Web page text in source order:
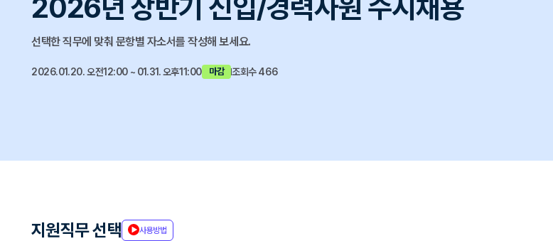
2026년 상반기 신입/경력사원 수시채용
선택한 직무에 맞춰 문항별 자소서를 작성해 보세요.
2026.01.20. 오전12:00 ~ 01.31. 오후11:00 마감 조회수 466
지원직무 선택 사용방법